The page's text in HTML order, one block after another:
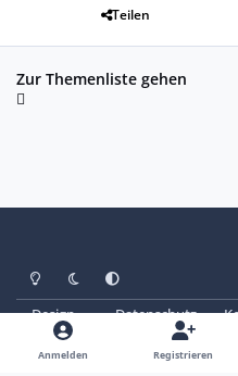
Teilen
Zur Themenliste gehen
Heller ModusDunkler Modus
Systemeinstellung
Design Datenschutz
© Copyright 2025 - SAABoteure e.
Anmelden Registrieren